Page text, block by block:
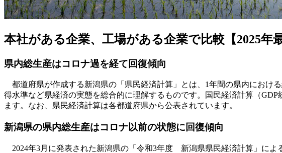
本社がある企業、工場がある企業で比較【2025年
県内総生産はコロナ過を経て回復傾向
都道府県が作成する新潟県の「県民経済計算」とは、1年間の県内におけ
得水準など県経済の実態を総合的に理解するものです。国民経済計算（
ます。なお、県民経済計算は各都道府県から公表されています。
新潟県の県内総生産はコロナ以前の状態に回復傾向
2024年3月に発表された新潟県の「令和3年度 新潟県県民経済計算」によ